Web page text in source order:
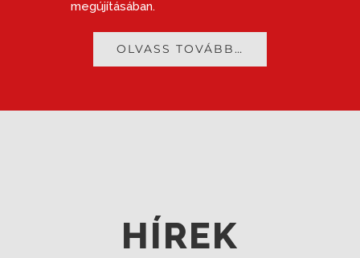
megújításában.
OLVASS TOVÁBB…
HÍREK